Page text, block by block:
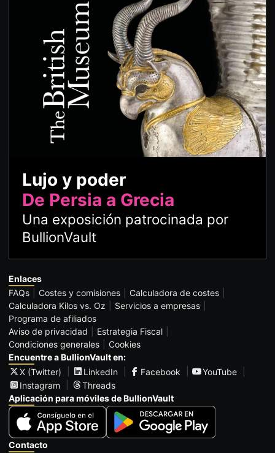
Lujo y poder
De Persia a Grecia
Una exposición patrocinada por
BullionVault
Enlaces
FAQs
Costes y comisiones
Calculadora de costes
Calculadora Kilos vs. Oz
Servicios a empresas
Programa de afiliados
Aviso de privacidad
Estrategia Fiscal
Condiciones generales
Cookies
Encuentre a BullionVault en:
X (Twitter)
LinkedIn Facebook
YouTube
Instagram
Threads
Aplicación para móviles de BullionVault
Contacto